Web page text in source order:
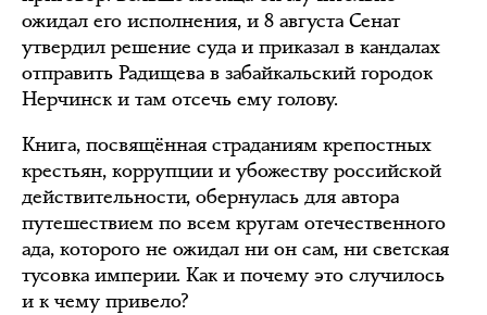
ожидал его исполнения, и 8 августа Сенат
утвердил решение суда и приказал в кандалах
отправить Радищева в забайкальский городок
Нерчинск и там отсечь ему голову.
Книга, посвящённая страданиям крепостных
крестьян, коррупции и убожеству российской
действительности, обернулась для автора
путешествием по всем кругам отечественного
ада, которого не ожидал ни он сам, ни светская
тусовка империи. Как и почему это случилось
и к чему привело?